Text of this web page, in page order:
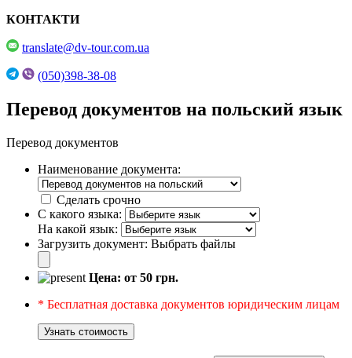
КОНТАКТИ
translate@dv-tour.com.ua
(050)398-38-08
Перевод документов на польский язык
Перевод документов
Наименование документа:
Сделать срочно
С какого языка:
На какой язык:
Загрузить документ: Выбрать файлы
Цена: от 50 грн.
* Бесплатная доставка документов юридическим лицам
Узнать стоимость